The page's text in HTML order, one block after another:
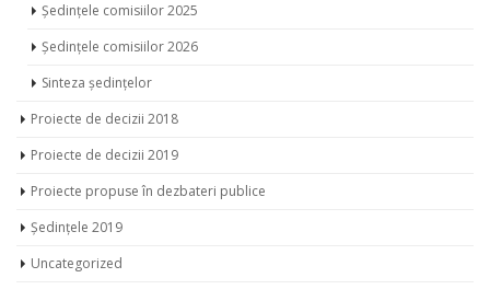
Ședințele comisiilor 2025
Ședințele comisiilor 2026
Sinteza ședințelor
Proiecte de decizii 2018
Proiecte de decizii 2019
Proiecte propuse în dezbateri publice
Ședințele 2019
Uncategorized